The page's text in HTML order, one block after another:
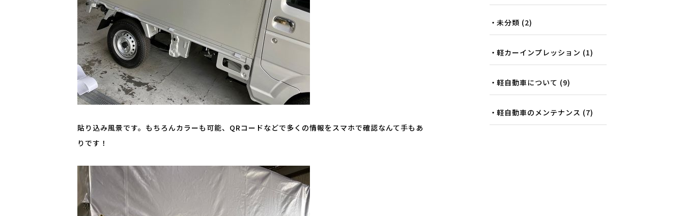
貼り込み風景です。もちろんカラーも可能、QRコードなどで多くの情報をスマホで確認なんて手もあ
りです！
未分類 (2)
軽カーインプレッション (1)
軽自動車について (9)
軽自動車のメンテナンス (7)